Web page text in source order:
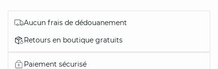
Aucun frais de dédouanement
Retours en boutique gratuits
Paiement sécurisé